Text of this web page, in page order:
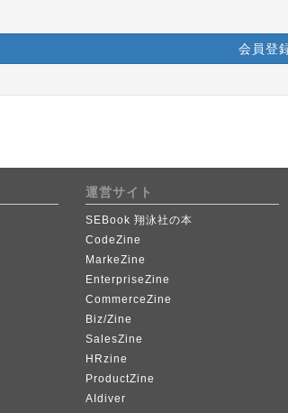
会員登
運営サイト
SEBook 翔泳社の本
CodeZine
MarkeZine
EnterpriseZine
CommerceZine
Biz/Zine
SalesZine
HRzine
ProductZine
AIdiver